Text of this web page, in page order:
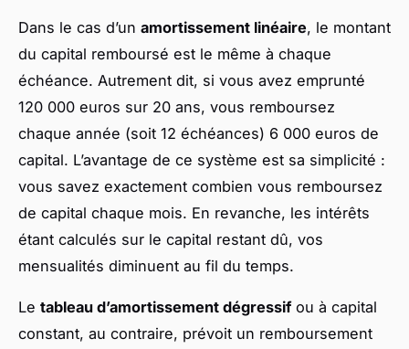
Dans le cas d’un amortissement linéaire, le montant
du capital remboursé est le même à chaque
échéance. Autrement dit, si vous avez emprunté
120 000 euros sur 20 ans, vous remboursez
chaque année (soit 12 échéances) 6 000 euros de
capital. L’avantage de ce système est sa simplicité :
vous savez exactement combien vous remboursez
de capital chaque mois. En revanche, les intérêts
étant calculés sur le capital restant dû, vos
mensualités diminuent au fil du temps.
Le tableau d’amortissement dégressifou à capital
constant, au contraire, prévoit un remboursement